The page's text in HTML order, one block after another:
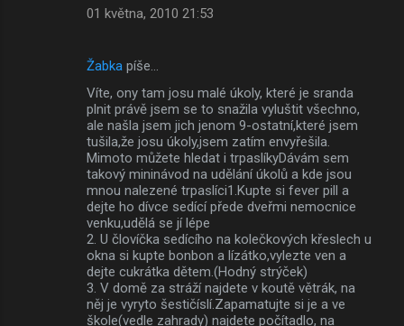
01 května, 2010 21:53
Žabka píše…
Víte, ony tam josu malé úkoly, které je sranda
plnit právě jsem se to snažila vyluštit všechno,
ale našla jsem jich jenom 9-ostatní,které jsem
tušila,že josu úkoly,jsem zatím envyřešila.
Mimoto můžete hledat i trpaslíkyDávám sem
takový mininávod na udělání úkolů a kde jsou
mnou nalezené trpaslíci1.Kupte si fever pill a
dejte ho dívce sedící přede dveřmi nemocnice
venku,udělá se jí lépe
2. U človíčka sedícího na kolečkových křeslech u
okna si kupte bonbon a lízátko,vylezte ven a
dejte cukrátka dětem.(Hodný strýček)
3. V domě za stráží najdete v koutě větrák, na
něj je vyryto šestičíslí.Zapamatujte si je a ve
škole(vedle zahrady) najdete počítadlo, na